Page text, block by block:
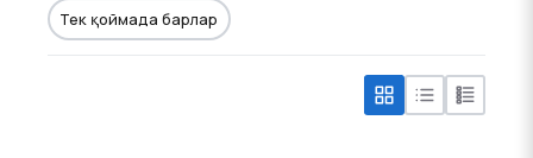
Тек қоймада барлар